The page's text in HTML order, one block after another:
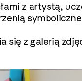
z artystą,
się z galerią